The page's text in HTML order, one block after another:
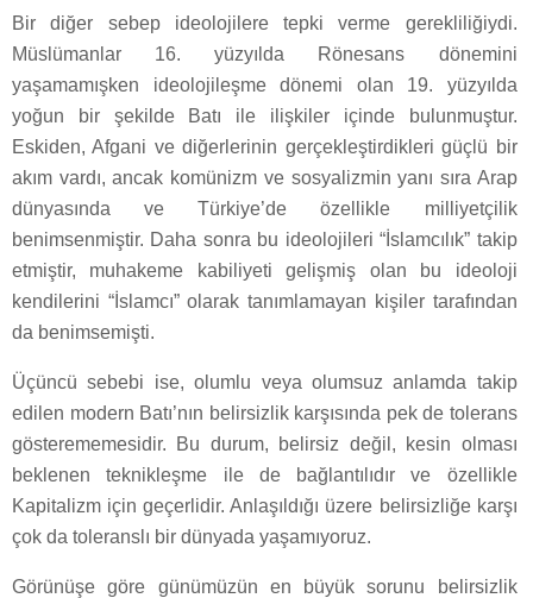
Bir diğer sebep ideolojilere tepki verme gerekliliğiydi.
Müslümanlar 16. yüzyılda Rönesans dönemini
yaşamamışken ideolojileşme dönemi olan 19. yüzyılda
yoğun bir şekilde Batı ile ilişkiler içinde bulunmuştur.
Eskiden, Afgani ve diğerlerinin gerçekleştirdikleri güçlü bir
akım vardı, ancak komünizm ve sosyalizmin yanı sıra Arap
dünyasında ve Türkiye’de özellikle milliyetçilik
benimsenmiştir. Daha sonra bu ideolojileri “İslamcılık” takip
etmiştir, muhakeme kabiliyeti gelişmiş olan bu ideoloji
kendilerini “İslamcı” olarak tanımlamayan kişiler tarafından
da benimsemişti.
Üçüncü sebebi ise, olumlu veya olumsuz anlamda takip
edilen modern Batı’nın belirsizlik karşısında pek de tolerans
gösterememesidir. Bu durum, belirsiz değil, kesin olması
beklenen teknikleşme ile de bağlantılıdır ve özellikle
Kapitalizm için geçerlidir. Anlaşıldığı üzere belirsizliğe karşı
çok da toleranslı bir dünyada yaşamıyoruz.
Görünüşe göre günümüzün en büyük sorunu belirsizlik